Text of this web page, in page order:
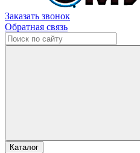
Заказать звонок
Обратная связь
Каталог